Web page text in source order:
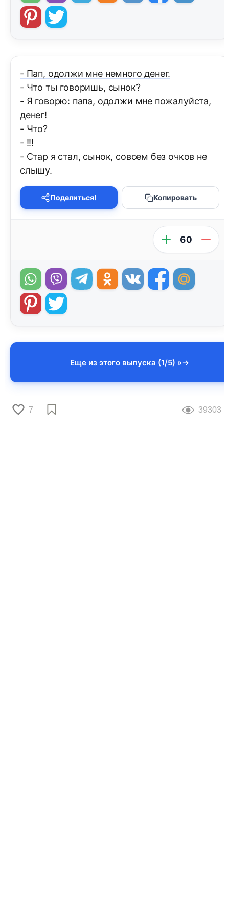
- Пап, одолжи мне немного денег.
- Что ты говоришь, сынок?
- Я говорю: папа, одолжи мне пожалуйста,
денег!
- Что?
- !!!
- Стар я стал, сынок, совсем без очков не
слышу.
Поделиться! Копировать
60
Еще из этого выпуска (1/5) »
7 39303